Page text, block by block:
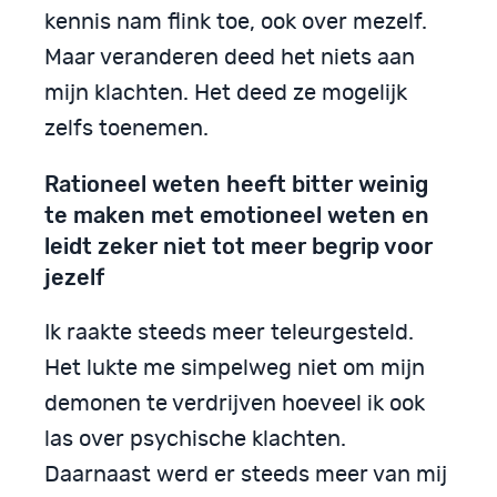
kennis nam flink toe, ook over mezelf.
Maar veranderen deed het niets aan
mijn klachten. Het deed ze mogelijk
zelfs toenemen.
Rationeel weten heeft bitter weinig
te maken met emotioneel weten en
leidt zeker niet tot meer begrip voor
jezelf
Ik raakte steeds meer teleurgesteld.
Het lukte me simpelweg niet om mijn
demonen te verdrijven hoeveel ik ook
las over psychische klachten.
Daarnaast werd er steeds meer van mij